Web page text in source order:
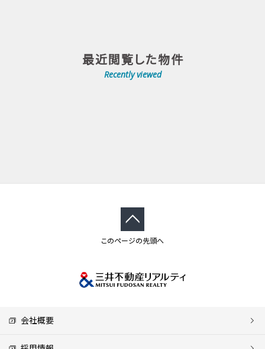
最近閲覧した物件
Recently viewed
このページの先頭へ
会社概要